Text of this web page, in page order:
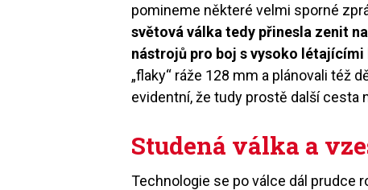
pomineme některé velmi sporné
světová válka tedy přinesla zenit
nástrojů pro boj s vysoko létajícími
„flaky“ ráže 128 mm a plánovali též
evidentní, že tudy prostě další cesta
Studená válka a
Technologie se po válce dál prudce